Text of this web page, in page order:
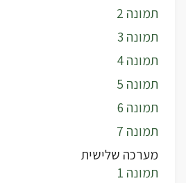
תמונה 2
תמונה 3
תמונה 4
תמונה 5
תמונה 6
תמונה 7
מערכה שלישית
תמונה 1